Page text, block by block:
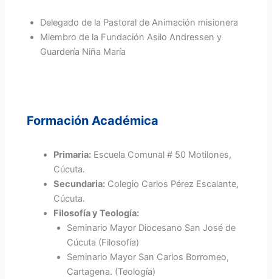
Delegado de la Pastoral de Animación misionera
Miembro de la Fundación Asilo Andressen y
Guardería Niña María
Formación Académica
Primaria: Escuela Comunal # 50 Motilones,
Cúcuta.
Secundaria: Colegio Carlos Pérez Escalante,
Cúcuta.
Filosofía y Teología:
Seminario Mayor Diocesano San José de
Cúcuta (Filosofía)
Seminario Mayor San Carlos Borromeo,
Cartagena. (Teología)